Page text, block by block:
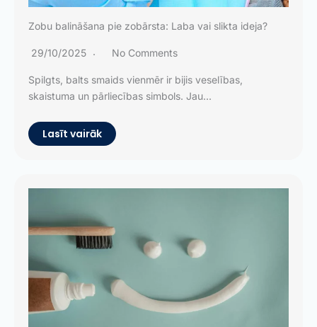
Zobu balināšana pie zobārsta: Laba vai slikta ideja?
29/10/2025 No Comments
Spilgts, balts smaids vienmēr ir bijis veselības,
skaistuma un pārliecības simbols. Jau...
Lasīt vairāk